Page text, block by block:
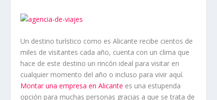
Un destino turístico como es Alicante recibe cientos de
miles de visitantes cada año, cuenta con un clima que
hace de este destino un rincón ideal para visitar en
cualquier momento del año o incluso para vivir aquí.
Montar una empresa en Alicante es una estupenda
opción para muchas personas gracias a que se trata de